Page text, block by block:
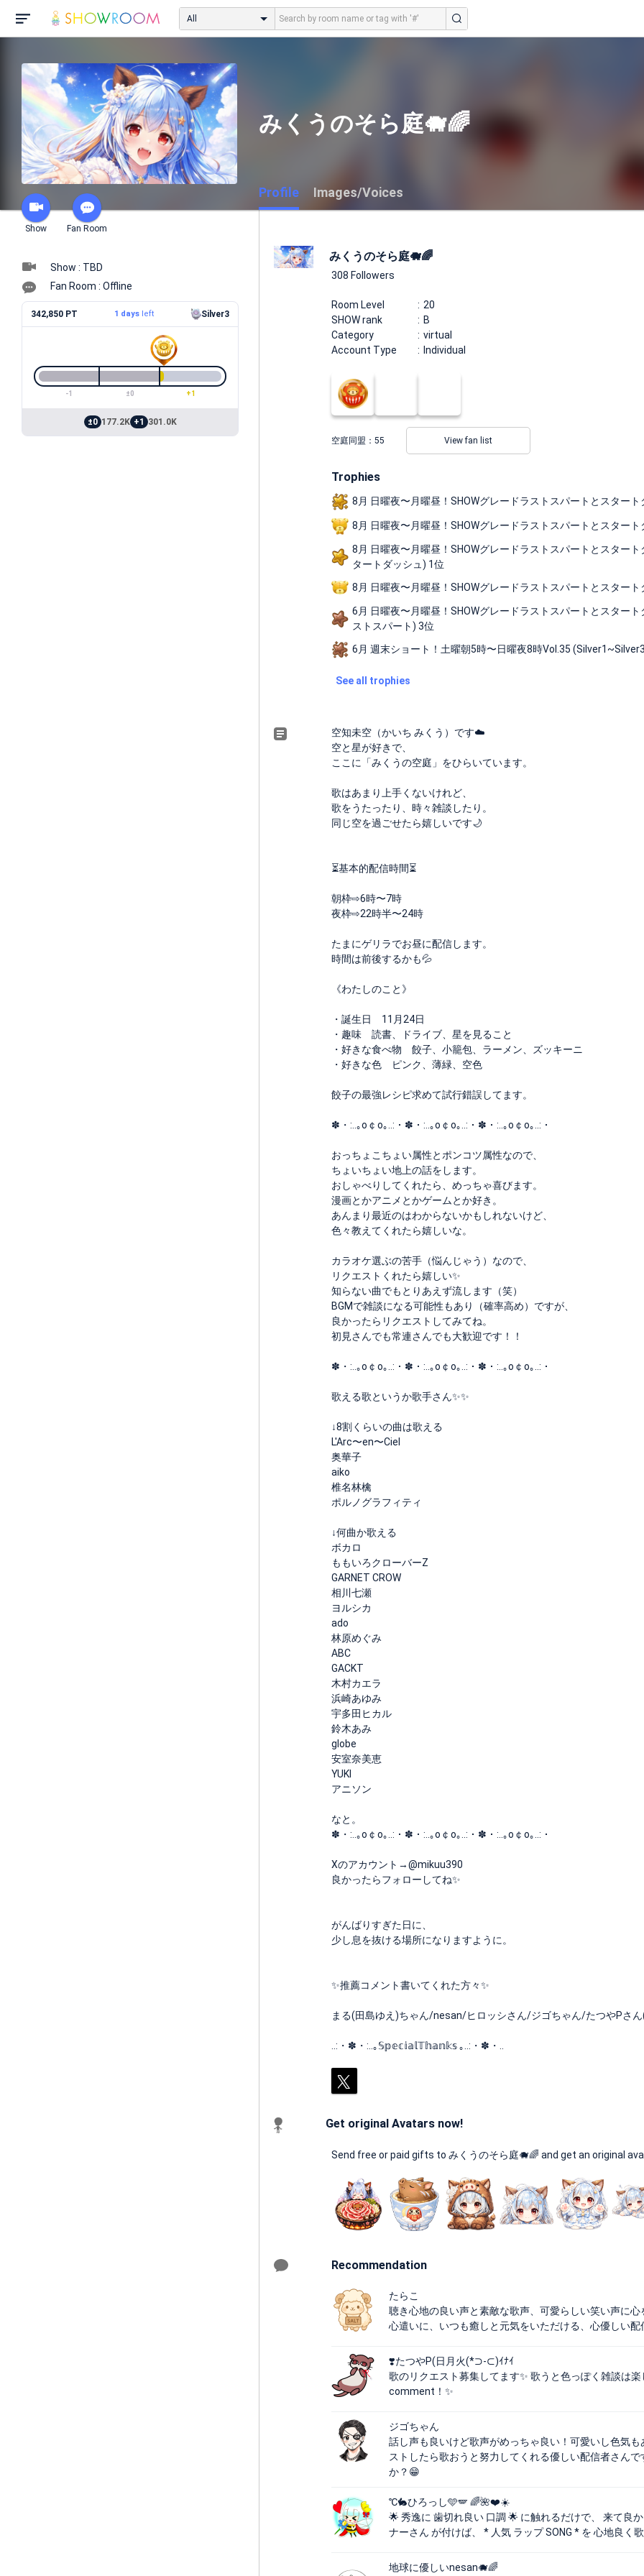
All
Show Fan Room
みくうのそら庭🐗🌈
Profile Images/Voices
Show : TBD
Fan Room : Offline
342,850 PT 1 days left Silver3
-1 ±0 +1
±0 177.2K +1 301.0K
みくうのそら庭🐗🌈
308 Followers
Room Level
20
SHOW rank
B
Category
virtual
Account Type
Individual
空庭同盟： 55 View fan list
Trophies
8月 日曜夜〜月曜昼！SHOWグレードラストスパートとスター
8月 日曜夜〜月曜昼！SHOWグレードラストスパートとスター
8月 日曜夜〜月曜昼！SHOWグレードラストスパートとスター
タートダッシュ) 1位
8月 日曜夜〜月曜昼！SHOWグレードラストスパートとスター
6月 日曜夜〜月曜昼！SHOWグレードラストスパートとスター
ストスパート) 3位
6月 週末ショート！土曜朝5時〜日曜夜8時Vol.35
See all trophies
空知未空（かいち みくう）です☁️
空と星が好きで、
ここに「みくうの空庭」をひらいています。
歌はあまり上手くないけれど、
歌をうたったり、時々雑談したり。
同じ空を過ごせたら嬉しいです🌙
⏳基本的配信時間⏳
朝枠⇨6時〜7時
夜枠⇨22時半〜24時
たまにゲリラでお昼に配信します。
時間は前後するかも💦
《わたしのこと》
・誕生日 11月24日
・趣味 読書、ドライブ、星を見ること
・好きな食べ物 餃子、小籠包、ラーメン、ズッキーニ
・好きな色 ピンク、薄緑、空色
餃子の最強レシピ求めて試行錯誤してます。
✽・:..｡o￠o｡..:・✽・:..｡o￠o｡..:・✽・:..｡o￠o｡..:・
おっちょこちょい属性とポンコツ属性なので、
ちょいちょい地上の話をします。
おしゃべりしてくれたら、めっちゃ喜びます。
漫画とかアニメとかゲームとか好き。
あんまり最近のはわからないかもしれないけど、
色々教えてくれたら嬉しいな。
カラオケ選ぶの苦手（悩んじゃう）なので、
リクエストくれたら嬉しい✨
知らない曲でもとりあえず流します（笑）
BGMで雑談になる可能性もあり（確率高め）ですが、
良かったらリクエストしてみてね。
初見さんでも常連さんでも大歓迎です！！
✽・:..｡o￠o｡..:・✽・:..｡o￠o｡..:・✽・:..｡o￠o｡..:・
歌える歌というか歌手さん✨✨
↓8割くらいの曲は歌える
L'Arc〜en〜Ciel
奥華子
aiko
椎名林檎
ポルノグラフィティ
↓何曲か歌える
ボカロ
ももいろクローバーZ
GARNET CROW
相川七瀬
ヨルシカ
ado
林原めぐみ
ABC
GACKT
木村カエラ
浜崎あゆみ
宇多田ヒカル
鈴木あみ
globe
安室奈美恵
YUKI
アニソン
なと。
✽・:..｡o￠o｡..:・✽・:..｡o￠o｡..:・✽・:..｡o￠o｡..:・
Xのアカウント→@mikuu390
良かったらフォローしてね✨
がんばりすぎた日に、
少し息を抜ける場所になりますように。
✨️推薦コメント書いてくれた方々✨️
まる(田島ゆえ)ちゃん/nesan/ヒロッシさん/ジゴちゃん/たつやPさ
..:・✽・:..｡𝕊𝕡𝕖𝕔𝕚𝕒𝕝𝕋𝕙𝕒𝕟𝕜𝕤 ｡..:・✽・..
Get original Avatars now!
Send free or paid gifts to みくうのそら庭🐗🌈 and get an original
Recommendation
たらこ
聴き心地の良い声と素敵な歌声、可愛らしい笑い声に
心遣いに、いつも癒しと元気をいただける、心優しい配
❣️たつやP(日月火(*⊃-⊂)ｲﾅｲ
歌のリクエスト募集してます✨ 歌うと色っぽく雑談は
comment！✨
ジゴちゃん
話し声も良いけど歌声がめっちゃ良い！可愛いし色気
ストしたら歌おうと努力してくれる優しい配信者さん
か？😁
℃🐇ひろっし🩵🪽 🌈🌺❤️☀️
🌟 秀逸に 歯切れ良い 口調 🌟 に触れるだけで、 来て良
ナーさん が付けば、 * 人気 ラップ SONG * を 心地良く
地球に優しいnesan🐗🌈